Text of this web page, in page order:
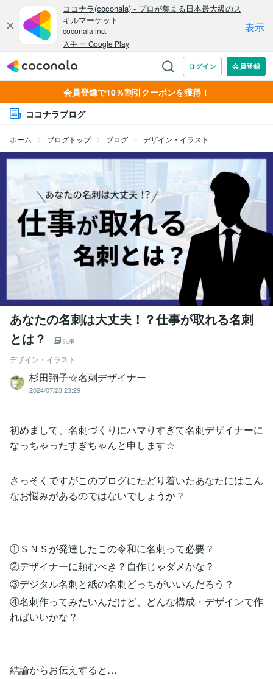
会員登録で10％割引クーポンを獲得！
ココナラブログ
ホーム ブログトップ ブログ デザイン・イラスト
あなたの名刺は大丈夫！？仕事が取れる名刺
とは？
記事
デザイン・イラスト
杉田翔子☆名刺デザイナー
2024/07/23 23:29
初めまして、名刺づくりにハマりすぎて名刺デザイナーに
なっちゃったすぎちゃんと申します☆
さっそくですがこのブログにたどり着いたあなたにはこん
なお悩みがあるのではないでしょうか？
①ＳＮＳが発達したこの令和に名刺って必要？
②デザイナーに頼むべき？自作じゃダメかな？
③デジタル名刺と紙の名刺どっちがいいんだろう？
④名刺作ってみたいんだけど、どんな構成・デザインで作
ればいいかな？
結論からお伝えすると…